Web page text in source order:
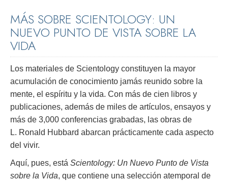
MÁS SOBRE SCIENTOLOGY: UN
NUEVO PUNTO DE VISTA SOBRE LA
VIDA
Los materiales de Scientology constituyen la mayor
acumulación de conocimiento jamás reunido sobre la
mente, el espíritu y la vida. Con más de cien libros y
publicaciones, además de miles de artículos, ensayos y
más de 3,000 conferencias grabadas, las obras de
L. Ronald Hubbard abarcan prácticamente cada aspecto
del vivir.
Aquí, pues, está Scientology: Un Nuevo Punto de Vista
sobre la Vida, que contiene una selección atemporal de